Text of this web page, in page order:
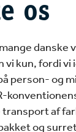
os
danske
kun, fordi vi
person- og
af
og